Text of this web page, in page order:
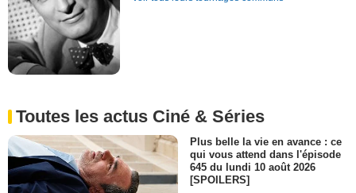
Toutes les actus Ciné & Séries
Plus belle la vie en avance : ce
qui vous attend dans l'épisode
645 du lundi 10 août 2026
[SPOILERS]